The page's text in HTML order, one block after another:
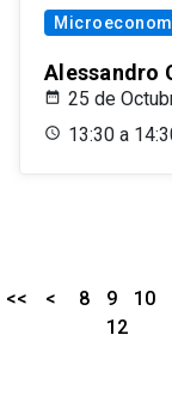
Alessandro
25 de
13:30 a
<< < 8 9 10
12